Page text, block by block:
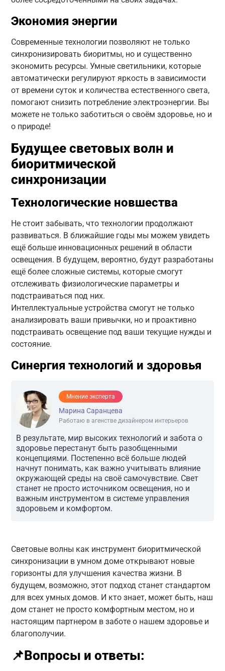
Экономия энергии
Современные технологии позволяют не только
синхронизировать биоритмы, но и существенно
экономить ресурсы. Умные светильники, которые
автоматически регулируют яркость в зависимости
от времени суток и количества естественного света,
помогают снизить потребление электроэнергии. Вы
можете не только заботиться о своём здоровье, но и
о природе!
Будущее световых волн и
биоритмической
синхронизации
Технологические новшества
Не стоит забывать, что технологии продолжают
развиваться. В ближайшие годы мы можем увидеть
ещё больше инновационных решений в области
освещения. В будущем, вероятно, будут разработаны
ещё более сложные системы, которые смогут
отслеживать физиологические параметры и
подстраиваться под них.
Интеллектуальные устройства смогут не только
анализировать ваши привычки, но и проактивно
подстраивать освещение под ваши текущие нужды и
состояние.
Синергия технологий и здоровья
Мнение эксперта
Марина Саранцева
Работаю в агенстве дизайнером интерьеров
В результате, мир высоких технологий и забота о
здоровье перестанут быть разобщенными
концепциями. Постепенно всё больше людей
начнут понимать, как важно учитывать влияние
окружающей среды на своё самочувствие. Свет
станет не просто источником освещения, но и
важным инструментом в системе управления
здоровьем и комфортом.
Световые волны как инструмент биоритмической
синхронизации в умном доме открывают новые
горизонты для улучшения качества жизни. В
будущем, возможно, этот подход станет стандартом
для всех умных домов. И кто знает, может быть, наш
дом станет не просто комфортным местом, но и
настоящим партнером в заботе о нашем здоровье и
благополучии.
📌Вопросы и ответы: